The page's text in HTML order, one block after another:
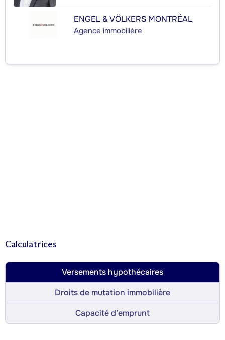
ENGEL & VÖLKERS MONTRÉAL
Agence immobilière
Calculatrices
Versements hypothécaires
Droits de mutation immobilière
Capacité d’emprunt